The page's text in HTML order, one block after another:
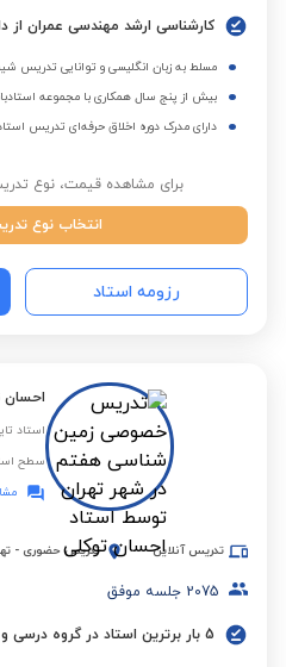
مسلط به زبان انگلیسی و توانایی تدریس
بیش از پنج سال همکاری با مجموعه
دارای مدرک دوره اخلاق حرفه‌ای تدریس
برای مشاهده قیمت، نوع
انتخاب نوع
رزومه استاد
احسان
استاد
سطح
تدریس آنلاین تدریس حضوری -
2075 جلسه موفق
5 بار برترین استاد در گروه درسی و فصول مختلف